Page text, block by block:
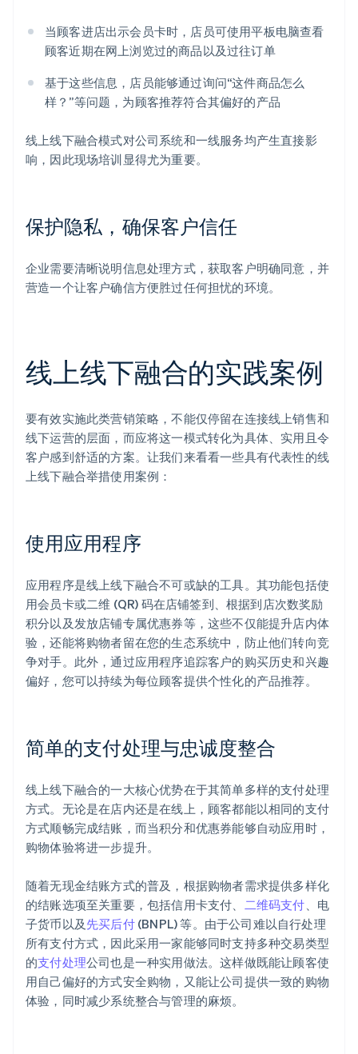
当顾客进店出示会员卡时，店员可使用平板电脑查看
顾客近期在网上浏览过的商品以及过往订单
基于这些信息，店员能够通过询问“这件商品怎么
样？”等问题，为顾客推荐符合其偏好的产品
线上线下融合模式对公司系统和一线服务均产生直接影
响，因此现场培训显得尤为重要。
保护隐私，确保客户信任
企业需要清晰说明信息处理方式，获取客户明确同意，并
营造一个让客户确信方便胜过任何担忧的环境。
线上线下融合的实践案例
要有效实施此类营销策略，不能仅停留在连接线上销售和
线下运营的层面，而应将这一模式转化为具体、实用且令
客户感到舒适的方案。让我们来看看一些具有代表性的线
上线下融合举措使用案例：
使用应用程序
应用程序是线上线下融合不可或缺的工具。其功能包括使
用会员卡或二维 (QR) 码在店铺签到、根据到店次数奖励
积分以及发放店铺专属优惠券等，这些不仅能提升店内体
验，还能将购物者留在您的生态系统中，防止他们转向竞
争对手。此外，通过应用程序追踪客户的购买历史和兴趣
偏好，您可以持续为每位顾客提供个性化的产品推荐。
简单的支付处理与忠诚度整合
线上线下融合的一大核心优势在于其简单多样的支付处理
方式。无论是在店内还是在线上，顾客都能以相同的支付
方式顺畅完成结账，而当积分和优惠券能够自动应用时，
购物体验将进一步提升。
随着无现金结账方式的普及，根据购物者需求提供多样化
的结账选项至关重要，包括信用卡支付、 二维码支付、电
子货币以及 先买后付(BNPL) 等。由于公司难以自行处理
所有支付方式，因此采用一家能够同时支持多种交易类型
的支付处理公司也是一种实用做法。这样做既能让顾客使
用自己偏好的方式安全购物，又能让公司提供一致的购物
体验，同时减少系统整合与管理的麻烦。